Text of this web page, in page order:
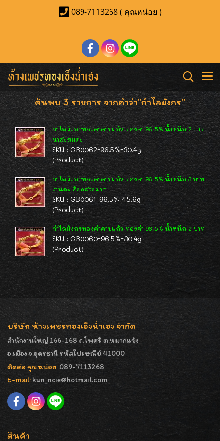
089-7113268 ( คุณหน่อย )
ค้นพบ 3 รายการ จากคำว่า"กำไลมังกร"
กำไลมังกรทองคำคาบแก้ว ทองคำ 96.5% น้ำหนัก 2 บาท
น่าสะสมค่ะ
SKU : GB0062-96.5%-30.4g
(Product)
กำไลมังกรทองคำคาบแก้ว ทองคำ 96.5% น้ำหนัก 3 บาท
งานละเอียดสวยมาก
SKU : GB0061-96.5%-45.6g
(Product)
กำไลมังกรทองคำคาบแก้ว ทองคำ 96.5% น้ำหนัก 2 บาท
SKU : GB0060-96.5%-30.4g
(Product)
บริษัท ห้างเพชรทองเอ็งน่ำเฮง จำกัด
สำนักงานใหญ่ 166-168 ถ.โพศรี ต.หมากแข้ง
อ.เมือง จ.อุดรธานี รหัสไปรษณีย์ 41000
ติดต่อ คุณหน่อย 089-7113268
E-mail: kun_noie@hotmail.com
สินค้า